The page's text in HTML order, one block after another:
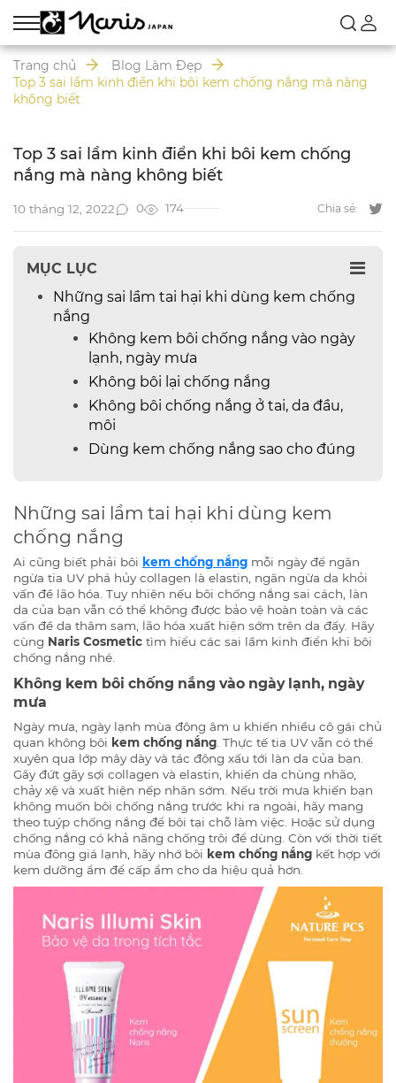
Trang chủ
Blog Làm Đẹp
Top 3 sai lầm kinh điển khi bôi kem chống nắng mà nàng
không biết
Top 3 sai lầm kinh điển khi bôi kem chống
nắng mà nàng không biết
10 tháng 12, 2022 0 174 Chia sẻ:
MỤC LỤC
Những sai lầm tai hại khi dùng kem chống
nắng
Không kem bôi chống nắng vào ngày
lạnh, ngày mưa
Không bôi lại chống nắng
Không bôi chống nắng ở tai, da đầu,
môi
Dùng kem chống nắng sao cho đúng
Những sai lầm tai hại khi dùng kem
chống nắng
Ai cũng biết phải bôi kem chống nắng mỗi ngày để ngăn
ngừa tia UV phá hủy collagen là elastin, ngăn ngừa da khỏi
vấn đề lão hóa. Tuy nhiên nếu bôi chống nắng sai cách, làn
da của bạn vẫn có thể không được bảo vệ hoàn toàn và các
vấn đề da thâm sạm, lão hóa xuất hiện sớm trên da đấy. Hãy
cùng Naris Cosmetic tìm hiểu các sai lầm kinh điển khi bôi
chống nắng nhé.
Không kem bôi chống nắng vào ngày lạnh, ngày
mưa
Ngày mưa, ngày lạnh mùa đông âm u khiến nhiều cô gái chủ
quan không bôi kem chống nắng . Thực tế tia UV vẫn có thể
xuyên qua lớp mây dày và tác động xấu tới làn da của bạn.
Gây đứt gãy sợi collagen và elastin, khiến da chùng nhão,
chảy xệ và xuất hiện nếp nhăn sớm. Nếu trời mưa khiến bạn
không muốn bôi chống nắng trước khi ra ngoài, hãy mang
theo tuýp chống nắng để bôi tại chỗ làm việc. Hoặc sử dụng
chống nắng có khả năng chống trôi để dùng. Còn với thời tiết
mùa đông giá lạnh, hãy nhớ bôi kem chống nắng kết hợp với
kem dưỡng ẩm để cấp ẩm cho da hiệu quả hơn.